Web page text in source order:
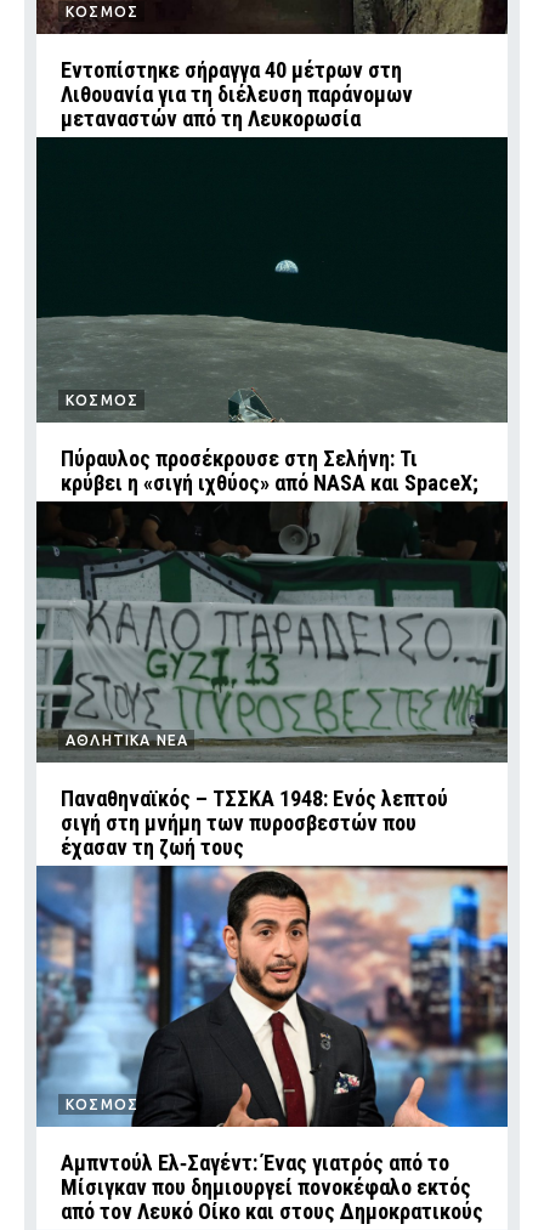
ΚΟΣΜΟΣ
Εντοπίστηκε σήραγγα 40 μέτρων στη
Λιθουανία για τη διέλευση παράνομων
μεταναστών από τη Λευκορωσία
ΚΟΣΜΟΣ
Πύραυλος προσέκρουσε στη Σελήνη: Τι
κρύβει η «σιγή ιχθύος» από NASA και SpaceX;
ΑΘΛΗΤΙΚΑ ΝΕΑ
Παναθηναϊκός – ΤΣΣΚΑ 1948: Ενός λεπτού
σιγή στη μνήμη των πυροσβεστών που
έχασαν τη ζωή τους
ΚΟΣΜΟΣ
Αμπντούλ Ελ‑Σαγέντ: Ένας γιατρός από το
Μίσιγκαν που δημιουργεί πονοκέφαλο εκτός
από τον Λευκό Οίκο και στους Δημοκρατικούς